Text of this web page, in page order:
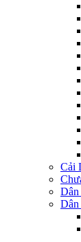
Cải
Dân
Dân